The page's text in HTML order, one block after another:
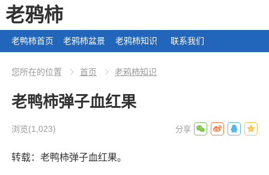
老鸦柿
老鸭柿首页 老鸦柿盆景 老鸦柿知识 联系我们
您所在的位置 首页 老鸦柿知识
老鸭柿弹子血红果
浏览(1,023)
转载：老鸭柿弹子血红果。